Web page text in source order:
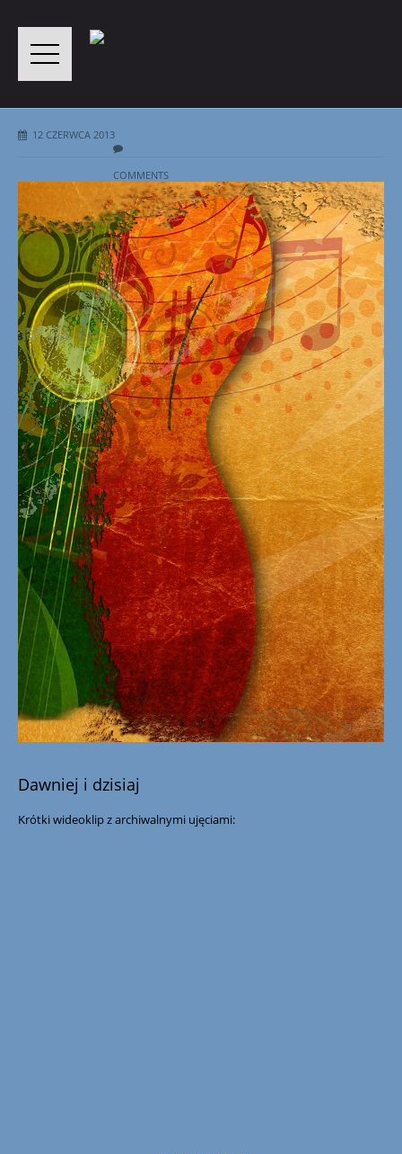
12 CZERWCA 2013
COMMENTS
Dawniej i dzisiaj
Krótki wideoklip z archiwalnymi ujęciami: